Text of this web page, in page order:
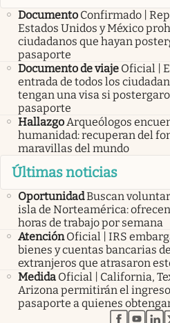
Documento Confirmado |
Estados Unidos y México
ciudadanos que hayan
pasaporte
Documento de viaje Oficial |
entrada de todos los
tengan una visa si
pasaporte
HallazgoArqueólogos
humanidad: recuperan del
maravillas del mundo
Últimas noticias
OportunidadBuscan
isla de Norteamérica:
horas de trabajo por semana
Atención Oficial | IRS
bienes y cuentas bancarias
extranjeros que atrasaron
Medida Oficial | California,
Arizona permitirán el
pasaporte a quienes
abre en
abre